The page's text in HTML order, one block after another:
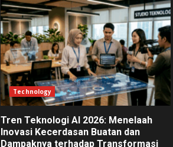
Technology
Tren Teknologi AI 2026: Menelaah
Inovasi Kecerdasan Buatan dan
Dampaknya terhadap Transformasi